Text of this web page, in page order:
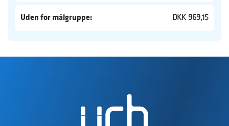
Uden for målgruppe: DKK 969,15